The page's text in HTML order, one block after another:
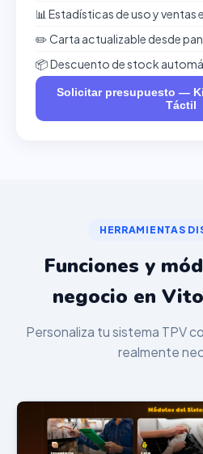
📊 Estadísticas de uso y ventas
✏️ Carta actualizable desde
📦 Descuento de stock
Solicitar presupuesto —
Táctil
HERRAMIENTAS
Funciones y
negocio en
Personaliza tu sistema TPV
realmente